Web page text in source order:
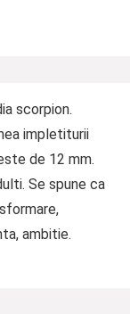
scorpion.
impletiturii
de 12 mm.
Se spune ca
ambitie.